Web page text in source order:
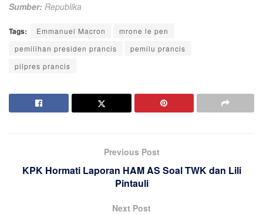
Sumber: Republika
Tags: Emmanuel Macron
mrone le pen
pemilihan presiden prancis
pemilu prancis
pilpres prancis
Previous Post
KPK Hormati Laporan HAM AS Soal TWK dan Lili
Pintauli
Next Post